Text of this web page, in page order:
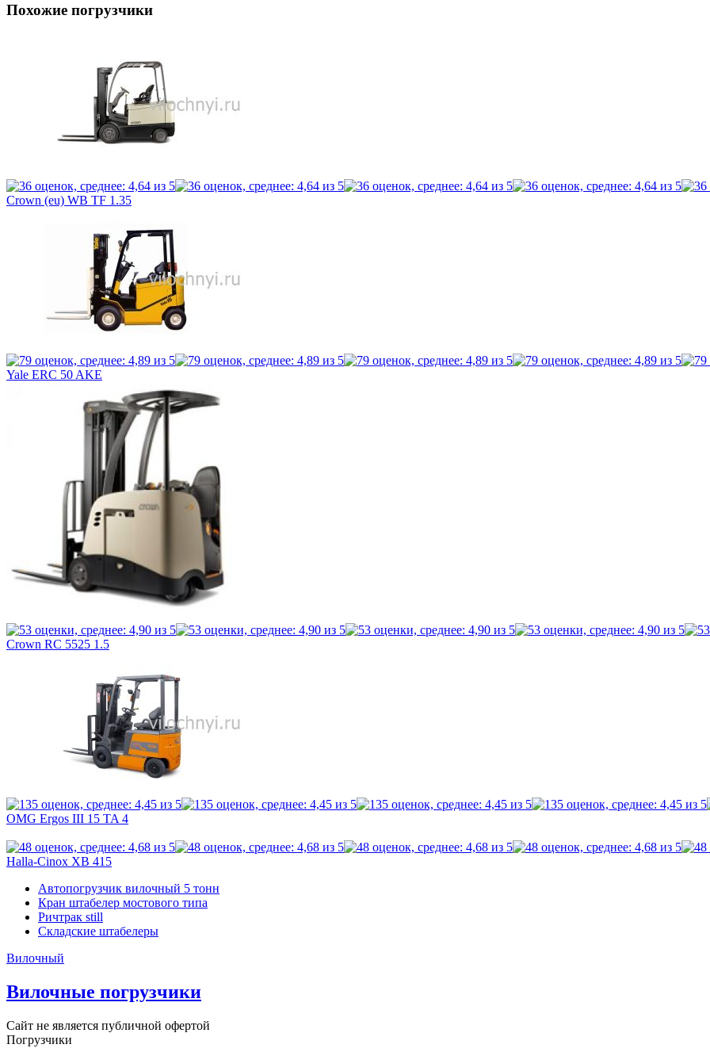
Похожие погрузчики
Crown (eu) WB TF 1.35
Yale ERC 50 AKE
Crown RC 5525 1.5
OMG Ergos III 15 TA 4
Halla-Cinox XB 415
Автопогрузчик вилочный 5 тонн
Кран штабелер мостового типа
Ричтрак still
Складские штабелеры
Вилочный
Вилочные погрузчики
Сайт не является публичной офертой
Погрузчики